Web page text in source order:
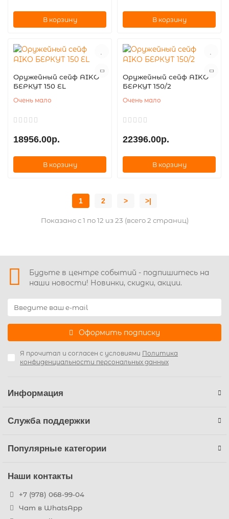
В корзину В корзину
Оружейный сейф AIKO
БЕРКУТ 150 EL
Очень мало
18956.00р.
В корзину
Оружейный сейф AIKO
БЕРКУТ 150/2
Очень мало
22396.00р.
В корзину
1 2 > >|
Показано с 1 по 12 из 23 (всего 2 страниц)
Будьте в центре событий - подпишитесь на
наши новости! Новинки, скидки, акции.
Оформить подписку
Я прочитал и согласен с условиями Политика
конфиденциальности персональных данных
Информация
Служба поддержки
Популярные категории
Наши контакты
+7 (978) 068-99-04
Чат в WhatsApp